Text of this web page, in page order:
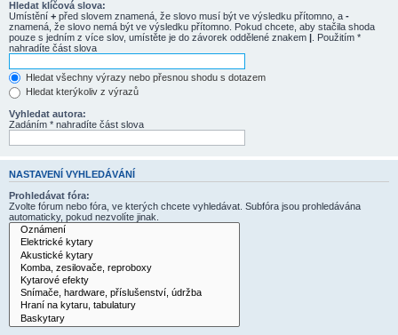
Hledat klíčová slova:
Umístění + před slovem znamená, že slovo musí být ve výsledku přítomno, a -
znamená, že slovo nemá být ve výsledku přítomno. Pokud chcete, aby stačila shoda
pouze s jedním z více slov, umístěte je do závorek oddělené znakem | . Použitím *
nahradíte část slova
Hledat všechny výrazy nebo přesnou shodu s dotazem
Hledat kterýkoliv z výrazů
Vyhledat autora:
Zadáním * nahradíte část slova
NASTAVENÍ VYHLEDÁVÁNÍ
Prohledávat fóra:
Zvolte fórum nebo fóra, ve kterých chcete vyhledávat. Subfóra jsou prohledávána
automaticky, pokud nezvolíte jinak.